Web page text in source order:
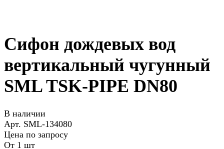
Сифон дождевых вод
вертикальный чугунный
SML TSK-PIPE DN80
В наличии
Арт. SML-134080
Цена по запросу
От 1 шт